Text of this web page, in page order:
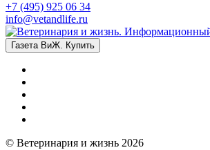
+7 (495) 925 06 34
info@vetandlife.ru
Газета ВиЖ. Купить
© Ветеринария и жизнь 2026